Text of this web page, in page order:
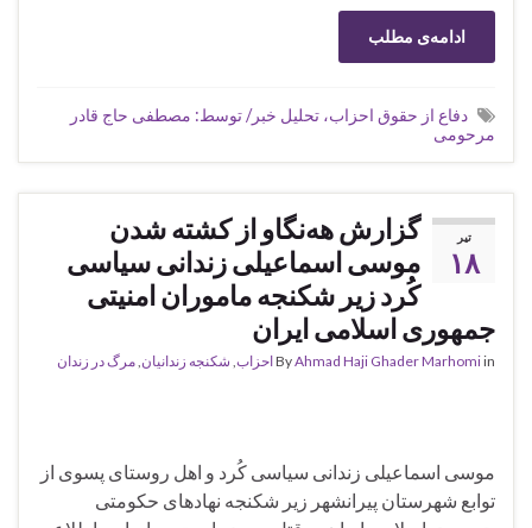
ادامه‌ی مطلب
دفاع از حقوق احزاب، تحلیل خبر/ توسط: مصطفی حاج قادر
مرحومی
تیر
۱۸
گزارش هه‌نگاو از کشته شدن
موسی اسماعیلی زندانی سیاسی
کُرد زیر شکنجه ماموران امنیتی
جمهوری اسلامی ایران
ByAhmad Haji Ghader Marhomiin احزاب, شکنجه زندانیان,مرگ در زندان
موسی اسماعیلی زندانی سیاسی کُرد و اهل روستای پسوی از
توابع شهرستان پیرانشهر زیر شکنجه نهادهای حکومتی